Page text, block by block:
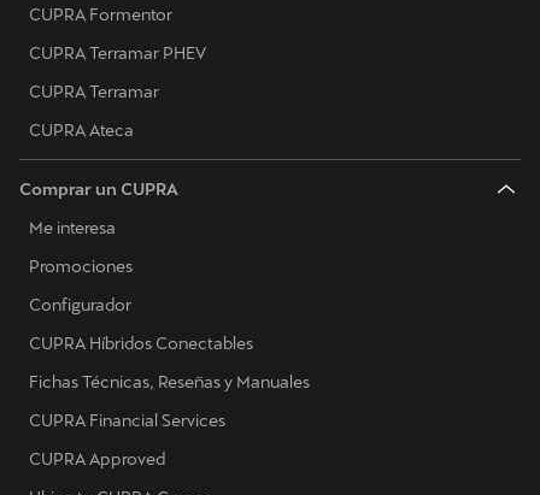
CUPRA Formentor
CUPRA Terramar PHEV
CUPRA Terramar
CUPRA Ateca
Comprar un CUPRA
Me interesa
Promociones
Configurador
CUPRA Híbridos Conectables
Fichas Técnicas, Reseñas y Manuales
CUPRA Financial Services
CUPRA Approved